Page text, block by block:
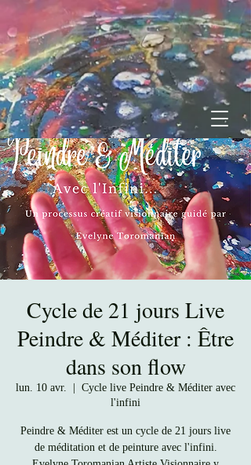
Cycle de 21 jours Live
Peindre & Méditer : Être
dans son flow
lun. 10 avr.
Cycle live Peindre & Méditer avec
l'infini
Peindre & Méditer est un cycle de 21 jours live
de méditation et de peinture avec l'infini.